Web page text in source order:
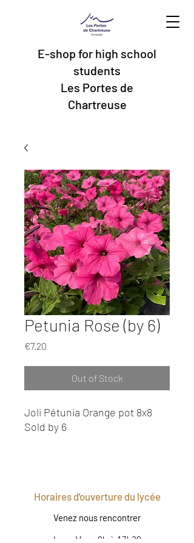
E-shop for high school
students
Les Portes de
Chartreuse
Petunia Rose (by 6)
€7.20
Out of Stock
Joli Pétunia Orange pot 8x8
Sold by 6
Horaires d'ouverture du lycée
Venez nous rencontrer
Lun - Ven : 8h à 17h30